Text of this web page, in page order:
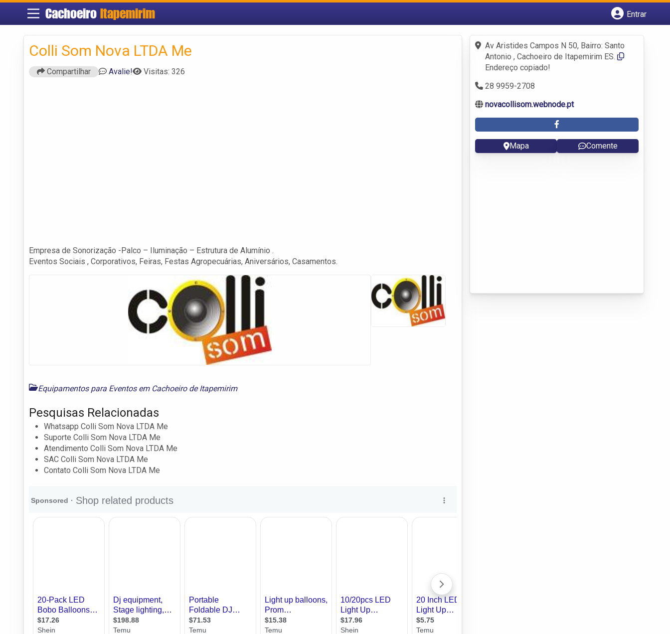
Cachoeiro Itapemirim
Entrar
Fazer login
Criar conta
Colli Som Nova LTDA Me
Compartilhar Avalie! Visitas: 326
Empresa de Sonorização -Palco – Iluminação – Estrutura de Alumínio .
Eventos Sociais , Corporativos, Feiras, Festas Agropecuárias, Aniversários, Casamentos.
Equipamentos para Eventos em Cachoeiro de Itapemirim
Pesquisas Relacionadas
Whatsapp Colli Som Nova LTDA Me
Suporte Colli Som Nova LTDA Me
Atendimento Colli Som Nova LTDA Me
SAC Colli Som Nova LTDA Me
Contato Colli Som Nova LTDA Me
Av Aristides Campos N 50, Bairro: Santo
Antonio , Cachoeiro de Itapemirim ES.
Endereço copiado!
28 9959-2708
novacollisom.webnode.pt
Mapa Comente